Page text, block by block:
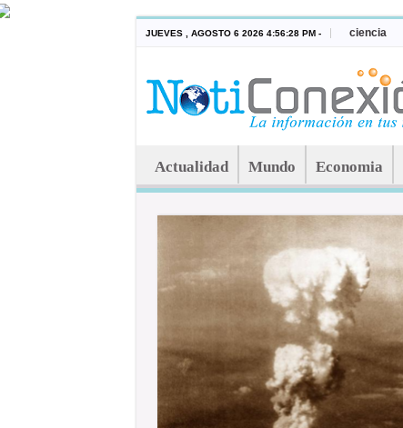
JUEVES , AGOSTO 6 2026 4:56:28 PM - ciencia
Actualidad Mundo Economia